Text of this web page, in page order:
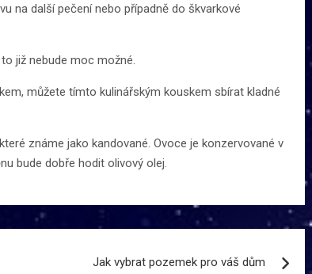
na další pečení nebo případně do škvarkové
již nebude moc možné.
můžete tímto kulinářským kouskem sbírat kladné
známe jako kandované. Ovoce je konzervované v
bude dobře hodit olivový olej.
Jak vybrat pozemek pro váš dům